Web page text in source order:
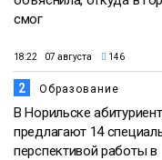
смог
18:22 07 августа 146
2 Образование
В Норильске
предлагают 14
перспективой работы в